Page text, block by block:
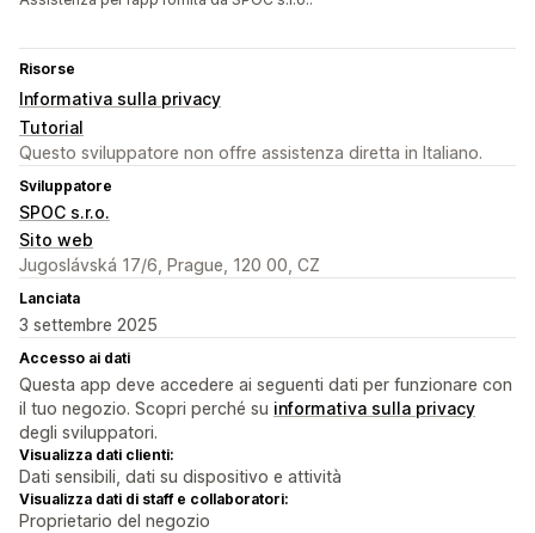
Risorse
Informativa sulla privacy
Tutorial
Questo sviluppatore non offre assistenza diretta in Italiano.
Sviluppatore
SPOC s.r.o.
Sito web
Jugoslávská 17/6, Prague, 120 00, CZ
Lanciata
3 settembre 2025
Accesso ai dati
Questa app deve accedere ai seguenti dati per funzionare con
il tuo negozio. Scopri perché su informativa sulla privacy
degli sviluppatori.
Visualizza dati clienti:
Dati sensibili, dati su dispositivo e attività
Visualizza dati di staff e collaboratori:
Proprietario del negozio